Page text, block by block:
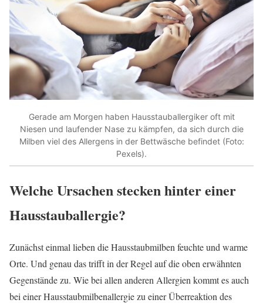
Gerade am Morgen haben Hausstauballergiker oft mit
Niesen und laufender Nase zu kämpfen, da sich durch die
Milben viel des Allergens in der Bettwäsche befindet (Foto:
Pexels).
Welche Ursachen stecken hinter einer
Hausstauballergie?
Zunächst einmal lieben die Hausstaubmilben feuchte und warme
Orte. Und genau das trifft in der Regel auf die oben erwähnten
Gegenstände zu. Wie bei allen anderen Allergien kommt es auch
bei einer Hausstaubmilbenallergie zu einer Überreaktion des